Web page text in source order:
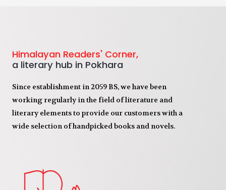
Himalayan Readers' Corner,
a literary hub in Pokhara
Since establishment in 2059 BS, we have been
working regularly in the field of literature and
literary elements to provide our customers with a
wide selection of handpicked books and novels.